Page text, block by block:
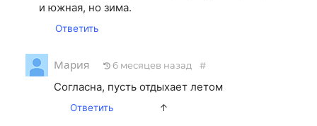
и южная, но зима.
Ответить
Мария 6 месяцев назад #
Согласна, пусть отдыхает летом
Ответить ↑